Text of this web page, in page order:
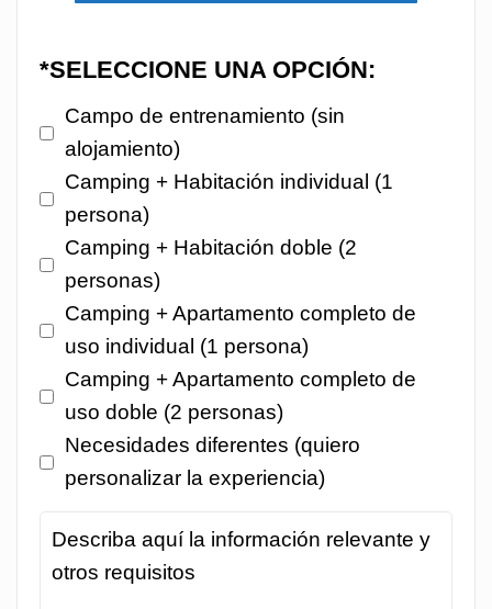
*SELECCIONE UNA OPCIÓN:
Campo de entrenamiento (sin
alojamiento)
Camping + Habitación individual (1
persona)
Camping + Habitación doble (2
personas)
Camping + Apartamento completo de
uso individual (1 persona)
Camping + Apartamento completo de
uso doble (2 personas)
Necesidades diferentes (quiero
personalizar la experiencia)